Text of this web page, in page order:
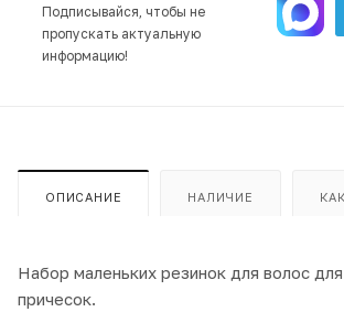
Подписывайся, чтобы не
пропускать актуальную
информацию!
ОПИСАНИЕ НАЛИЧИЕ
Набор маленьких резинок для волос
причесок.